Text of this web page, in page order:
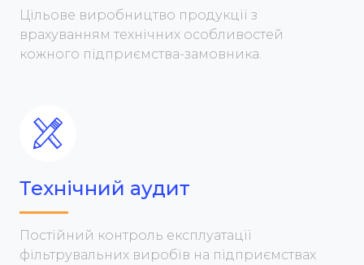
Цільове виробництво продукції з
врахуванням технічних особливостей
кожного підприємства-замовника.
Технічний аудит
Постійний контроль експлуатації
фільтрувальних виробів на підприємствах